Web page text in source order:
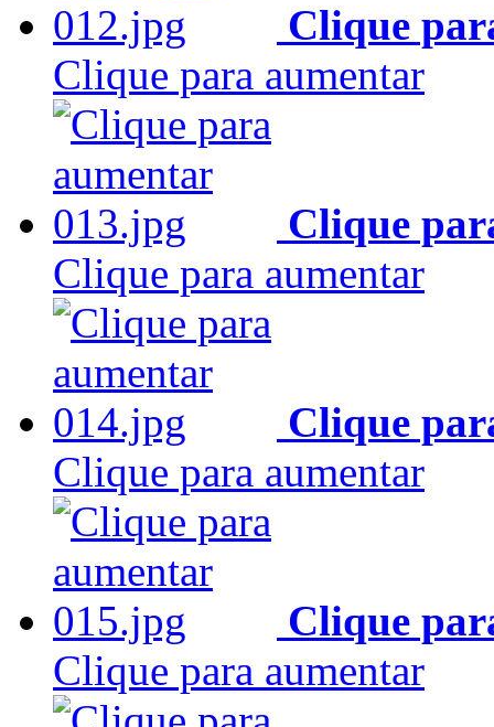
Clique
Clique para aumentar
Clique
Clique para aumentar
Clique
Clique para aumentar
Clique
Clique para aumentar